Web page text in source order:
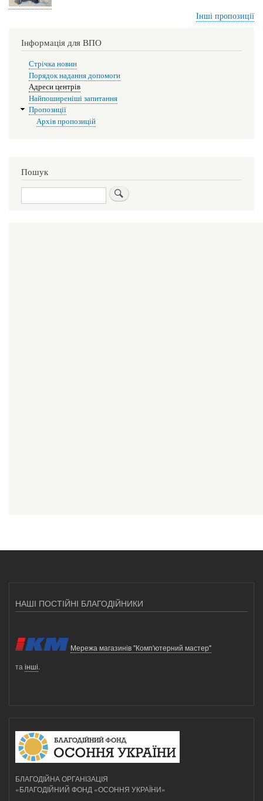
Інші пропозиції
Інформація для ВПО
Стрічка новин
Порядок надання допомоги
Адреси центрів
Найпоширеніші запитання
Пропозиції
Архів пропозицій
Пошук
Пошук
НАШІ ПОСТІЙНІ БЛАГОДІЙНИКИ
Мережа магазинів "Комп'ютерний мастер"
та інші.
БЛАГОДІЙНА ОРГАНІЗАЦІЯ
«БЛАГОДІЙНИЙ ФОНД «ОСОННЯ УКРАЇНИ»